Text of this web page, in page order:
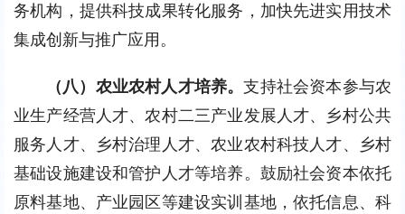
务机构，提供科技成果转化服务，加快先进实用技术
集成创新与推广应用。
（八）农业农村人才培养。支持社会资本参与农
业生产经营人才、农村二三产业发展人才、乡村公共
服务人才、乡村治理人才、农业农村科技人才、乡村
基础设施建设和管护人才等培养。鼓励社会资本依托
原料基地、产业园区等建设实训基地，依托信息、科